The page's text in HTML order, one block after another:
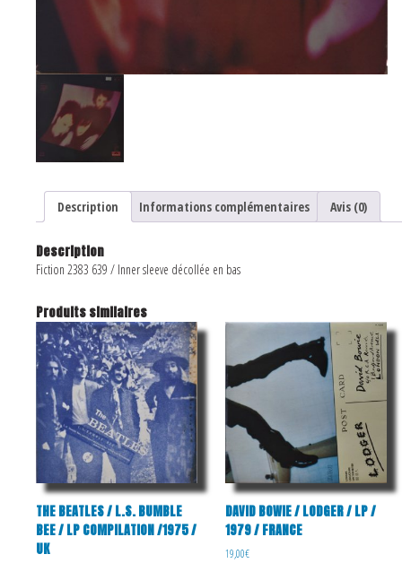
Description Informations complémentaires Avis (0)
Description
Fiction 2383 639 / Inner sleeve décollée en bas
Produits similaires
THE BEATLES / L.S. BUMBLE
BEE / LP COMPILATION /1975 /
UK
DAVID BOWIE / LODGER / LP /
1979 / FRANCE
19,00€